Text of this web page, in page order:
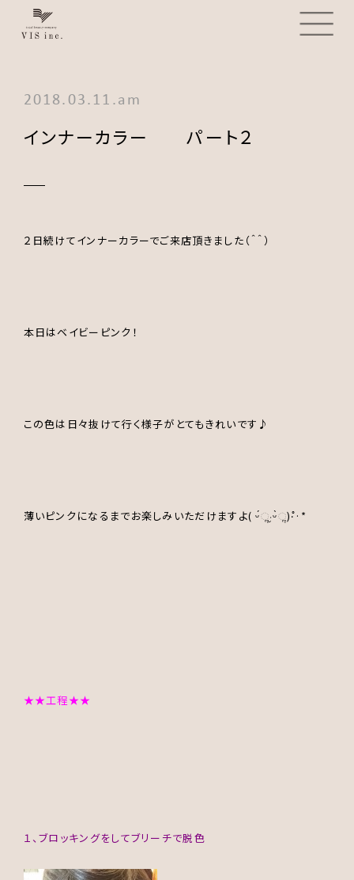
2018.03.11.am
インナーカラー パート２
２日続けてインナーカラーでご来店頂きました（＾＾）
本日はベイビーピンク！
この色は日々抜けて行く様子がとてもきれいです♪
薄いピンクになるまでお楽しみいただけますよ( ᵕ́ૢ‧̮ᵕ̀ૢ)‧̊·*
★★工程★★
１、ブロッキングをしてブリーチで脱色